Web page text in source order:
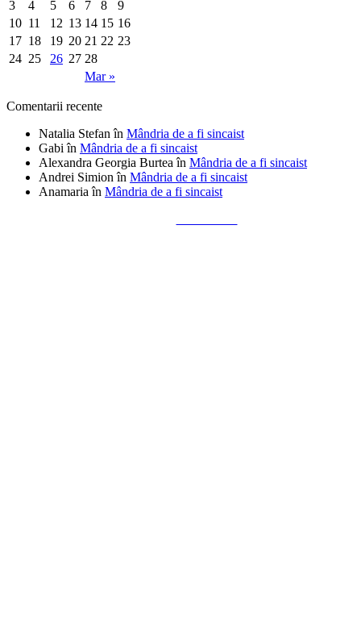
Mar »
3 4 5 6 7 8
9
10 11 12 13 14 15 16
17 18 19 20 21 22 23
24 25 26 27 28
Comentarii recente
Natalia Stefan în Mândria de a fi sincaist
Gabi în Mândria de a fi sincaist
Alexandra Georgia Burtea în Mândria de a fi sincaist
Andrei Simion în Mândria de a fi sincaist
Anamaria în Mândria de a fi sincaist